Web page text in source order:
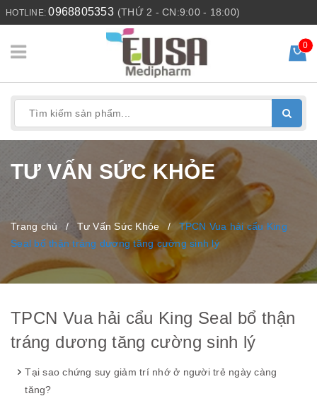
HOTLINE:0968805353 (THỨ 2 - CN:9:00 - 18:00)
0
TƯ VẤN SỨC KHỎE
Trang chủ / Tư Vấn Sức Khỏe / TPCN Vua hải cẩu King
Seal bổ thận tráng dương tăng cường sinh lý
TPCN Vua hải cẩu King Seal bổ thận
tráng dương tăng cường sinh lý
Tại sao chứng suy giảm trí nhớ ở người trẻ ngày càng
tăng?